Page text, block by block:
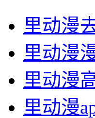
里动漫
里动漫
里动漫
里动漫